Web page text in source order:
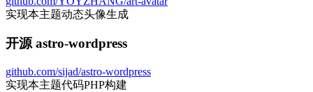
实现本主题动态头像生成
开源 astro-wordpress
github.com/sijad/astro-wordpress
实现本主题代码PHP构建